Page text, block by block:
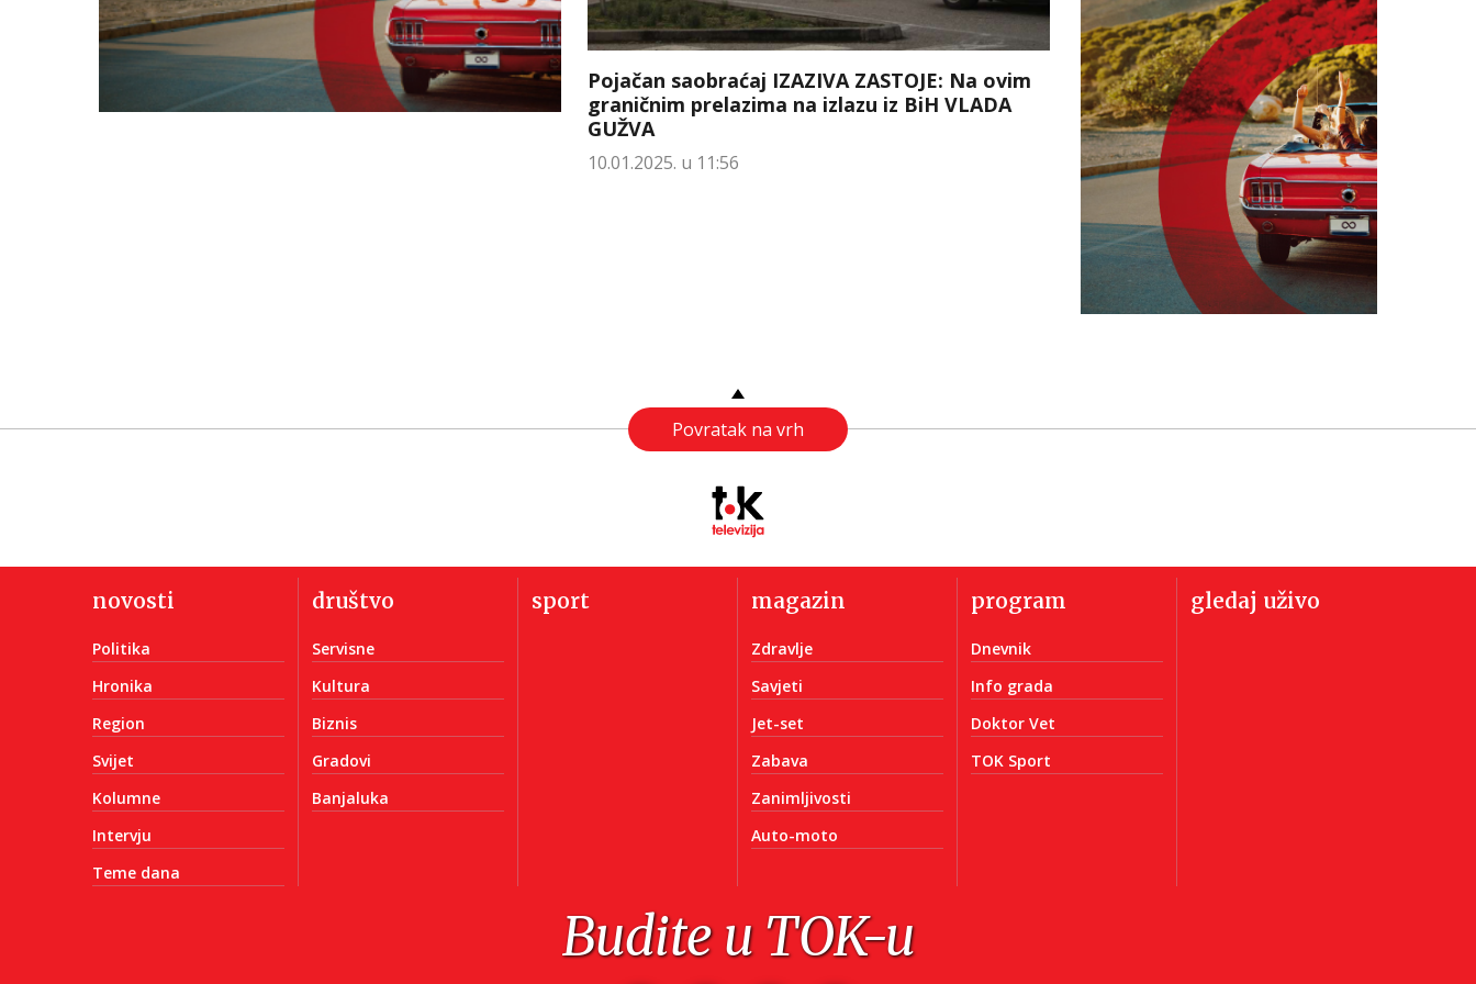
Pojačan saobraćaj IZAZIVA ZASTOJE: Na ovim
graničnim prelazima na izlazu iz BiH VLADA
GUŽVA
10.01.2025. u 11:56
Povratak na vrh
novosti
Politika
Hronika
Region
Svijet
Kolumne
Intervju
Teme dana
društvo
Servisne
Kultura
Biznis
Gradovi
Banjaluka
sport magazin
Zdravlje
Savjeti
Jet-set
Zabava
Zanimljivosti
Auto-moto
program
Dnevnik
Info grada
Doktor Vet
TOK Sport
gledaj uživo
Budite u TOK-u